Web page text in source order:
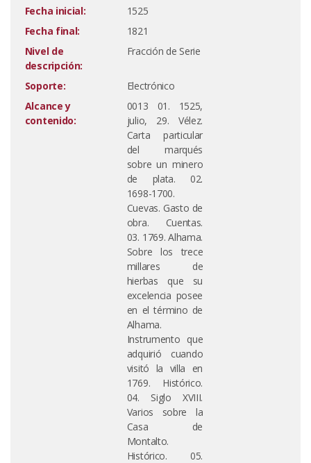
Fecha inicial:
1525
Fecha final:
1821
Nivel de
descripción:
Fracción de Serie
Soporte:
Electrónico
Alcance y
contenido:
0013 01. 1525,
julio, 29. Vélez.
Carta particular
del marqués
sobre un minero
de plata. 02.
1698-1700.
Cuevas. Gasto de
obra. Cuentas.
03. 1769. Alhama.
Sobre los trece
millares de
hierbas que su
excelencia posee
en el término de
Alhama.
Instrumento que
adquirió cuando
visitó la villa en
1769. Histórico.
04. Siglo XVIII.
Varios sobre la
Casa de
Montalto.
Histórico. 05.